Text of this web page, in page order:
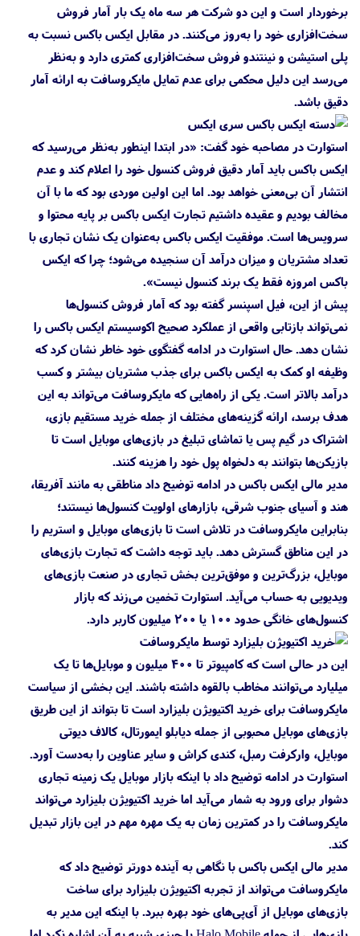
برخوردار است و این دو شرکت هر سه ماه یک بار آمار فروش
سخت‌افزاری خود را به‌روز می‌کنند. در مقابل ایکس باکس نسبت به
پلی استیشن و نینتندو فروش سخت‌افزاری کمتری دارد و به‌نظر
می‌رسد این دلیل محکمی برای عدم تمایل مایکروسافت به ارائه آمار
دقیق باشد.
استوارت در مصاحبه خود گفت: «در ابتدا اینطور به‌نظر می‌رسید که
ایکس باکس باید آمار دقیق فروش کنسول خود را اعلام کند و عدم
انتشار آن بی‌معنی خواهد بود. اما این اولین موردی بود که ما با آن
مخالف بودیم و عقیده داشتیم تجارت ایکس باکس بر پایه محتوا و
سرویس‌ها است. موفقیت ایکس باکس به‌عنوان یک نشان تجاری با
تعداد مشتریان و میزان درآمد آن سنجیده می‌شود؛ چرا که ایکس
باکس امروزه فقط یک برند کنسول نیست».
پیش از این، فیل اسپنسر گفته بود که آمار فروش کنسول‌ها
نمی‌تواند بازتابی واقعی از عملکرد صحیح اکوسیستم ایکس باکس را
نشان دهد. حال استوارت در ادامه گفتگوی خود خاطر نشان کرد که
وظیفه او کمک به ایکس باکس برای جذب مشتریان بیشتر و کسب
درآمد بالاتر است. یکی از راه‌هایی که مایکروسافت می‌تواند به این
هدف برسد، ارائه گزینه‌های مختلف از جمله خرید مستقیم بازی،
اشتراک در گیم پس یا تماشای تبلیغ در بازی‌های موبایل است تا
بازیکن‌ها بتوانند به دلخواه پول خود را هزینه کنند.
مدیر مالی ایکس باکس در ادامه توضیح داد مناطقی به مانند آفریقا،
هند و آسیای جنوب شرقی، بازارهای اولویت کنسول‌ها نیستند؛
بنابراین مایکروسافت در تلاش است تا بازی‌های موبایل و استریم را
در این مناطق گسترش دهد. باید توجه داشت که تجارت بازی‌های
موبایل، بزرگ‌ترین و موفق‌ترین بخش تجاری در صنعت بازی‌های
ویدیویی به حساب می‌آید. استوارت تخمین می‌زند که بازار
کنسول‌های خانگی حدود ۱۰۰ یا ۲۰۰ میلیون کاربر دارد.
این در حالی است که کامپیوتر تا ۴۰۰ میلیون و موبایل‌ها تا یک
میلیارد می‌توانند مخاطب بالقوه داشته باشند. این بخشی از سیاست
مایکروسافت برای خرید اکتیویژن بلیزارد است تا بتواند از این طریق
بازی‌های موبایل محبوبی از جمله دیابلو ایمورتال، کالاف دیوتی
موبایل، وارکرفت رمبل، کندی کراش و سایر عناوین را به‌دست آورد.
استوارت در ادامه توضیح داد با اینکه بازار موبایل یک زمینه تجاری
دشوار برای ورود به شمار می‌آید اما خرید اکتیویژن بلیزارد می‌تواند
مایکروسافت را در کمترین زمان به یک مهره مهم در این بازار تبدیل
کند.
مدیر مالی ایکس باکس با نگاهی به آینده دورتر توضیح داد که
مایکروسافت می‌تواند از تجربه اکتیویژن بلیزارد برای ساخت
بازی‌های موبایل از آی‌پی‌های خود بهره ببرد. با اینکه این مدیر به